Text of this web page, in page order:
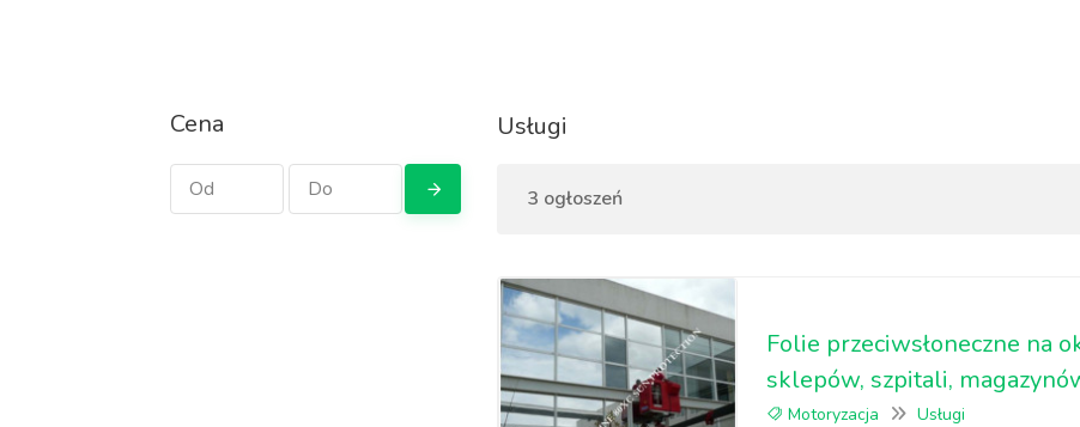
Cena Usługi
3 ogłoszeń
Folie przeciwsłoneczne na
sklepów, szpitali,
Motoryzacja Usługi